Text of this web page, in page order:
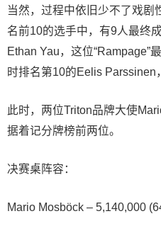
当然，过程中依旧少不了戏剧
名前10的选手中，有9人最终
Ethan Yau，这位“Rampage”
时排名第10的Eelis Parssinen
此时，两位Triton品牌大使
据着记分牌榜前两位。
决赛桌阵容：
Mario Mosböck – 5,140,000